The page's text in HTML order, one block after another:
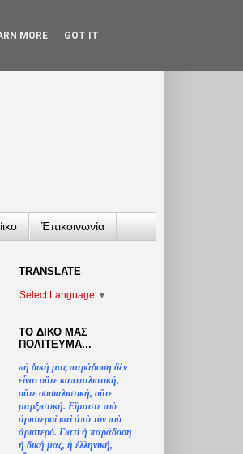
Ἐπικοινωνία
TRANSLATΕ
Select Language ▼
ΤΟ ΔΙΚΟ ΜΑΣ
ΠΟΛΙΤΕΥΜΑ...
«ἡ δική μας παράδοση δὲν
εἶναι οὔτε καπιταλιστική,
οὔτε σοσιαλιστική, οὔτε
μαρξιστική. Εἴμαστε πιὸ
ἀριστεροὶ καὶ ἀπὸ τὸν πιὸ
ἀριστερό. Γιατίἡ παράδοση
ἡ δική μας, ἡ ἑλληνική,
MORE GOT IT